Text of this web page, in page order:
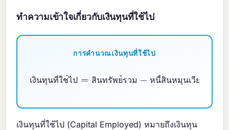
ทำความเข้าใจเกี่ยวกับเงินทุนที่ใช้ไป
การคำนวณเงินทุนที่ใช้ไป
เ ง น ท น ท ใ ช ไ ป ส นท ร พ ย ร ว ม ห นส นห ม นเว ย
เงินทุนที่ใช้ไป=สินทรัพย์รวม−
หนี้สินหมุนเวียน
เงินทุนที่ใช้ไป (Capital Employed) หมายถึงเงินทุน